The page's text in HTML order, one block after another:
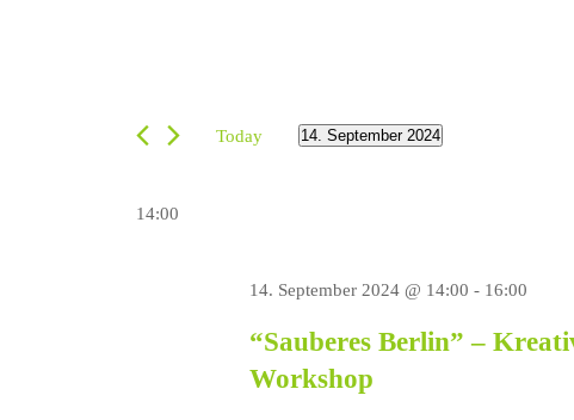
Today 14. September 2024
14:00
14. September 2024 @ 14:00 - 16:00
“Sauberes Berlin” –
Workshop